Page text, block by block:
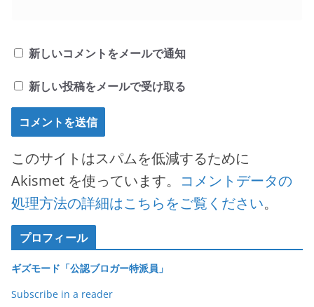
新しいコメントをメールで通知
新しい投稿をメールで受け取る
このサイトはスパムを低減するために
Akismet を使っています。 コメントデータの
処理方法の詳細はこちらをご覧ください。
プロフィール
ギズモード「公認ブロガー特派員」
Subscribe in a reader